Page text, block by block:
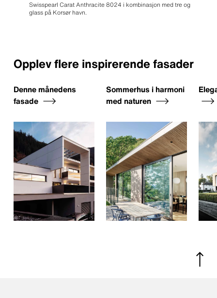
Swisspearl Carat Anthracite 8024 i kombinasjon med tre og
glass på Korsør havn.
Opplev flere inspirerende fasader
Denne månedens
fasade
Sommerhus i harmoni
med naturen